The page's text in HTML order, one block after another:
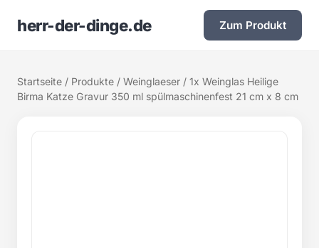
herr-der-dinge.de Zum Produkt
Startseite / Produkte / Weinglaeser / 1x Weinglas Heilige
Birma Katze Gravur 350 ml spülmaschinenfest 21 cm x 8 cm